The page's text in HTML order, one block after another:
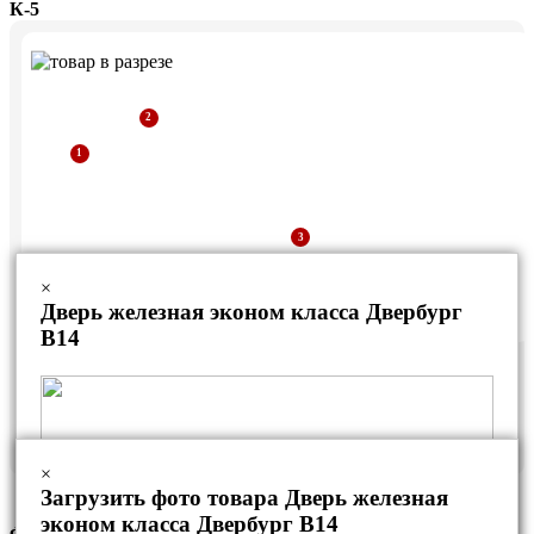
К-5
Дверная коробка из уголка
Стальной лист
×
Дверь железная эконом класса Двербург
В14
×
Загрузить фото товара Дверь железная
эконом класса Двербург В14